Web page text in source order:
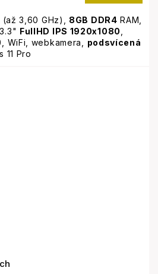
(až 3,60 GHz), 8GB DDR4 RAM,
FullHD IPS 1920x1080
WiFi, webkamera, podsvícená
11 Pro